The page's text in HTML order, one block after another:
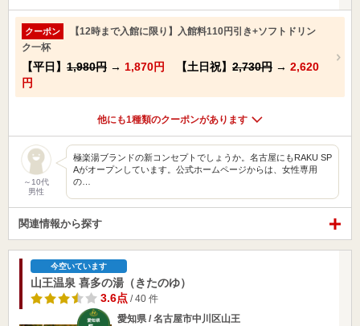
クーポン
【12時まで入館に限り】入館料110円引き+ソフトドリン
ク一杯
【平日】 1,980円 → 1,870円 【土日祝】 2,730円 → 2,620
円
他にも1種類のクーポンがあります
～10代
男性
極楽湯ブランドの新コンセプトでしょうか。名古屋にもRAKU SP
Aがオープンしています。公式ホームページからは、女性専用
の…
関連情報から探す
今空いています
山王温泉 喜多の湯（きたのゆ）
3.6点 / 40 件
愛知県 / 名古屋市中川区山王